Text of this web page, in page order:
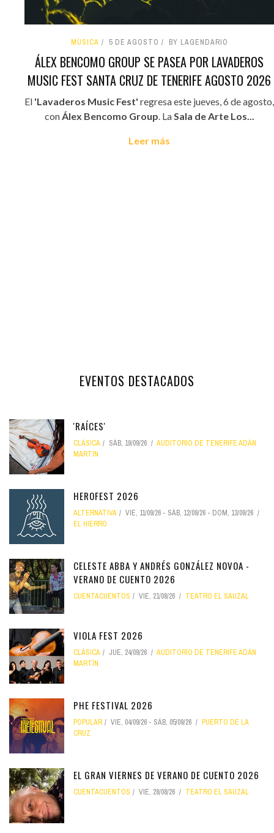
MÚSICA 5 DE AGOSTO BY LAGENDARIO
ÁLEX BENCOMO GROUP SE PASEA POR LAVADEROS
MUSIC FEST SANTA CRUZ DE TENERIFE AGOSTO 2026
El 'Lavaderos Music Fest' regresa este jueves, 6 de agosto,
conÁlex Bencomo Group. LaSala de Arte Los...
Leer más
EVENTOS DESTACADOS
'RAÍCES'
CLÁSICA SÁB, 19/09/26
AUDITORIO DE TENERIFE ADÁN
MARTÍN
HEROFEST 2026
ALTERNATIVA VIE, 11/09/26 - SÁB, 12/09/26 - DOM, 13/09/26
EL HIERRO
CELESTE ABBA Y ANDRÉS GONZÁLEZ NOVOA -
VERANO DE CUENTO 2026
CUENTACUENTOS VIE, 21/08/26 TEATRO EL SAUZAL
VIOLA FEST 2026
CLÁSICA JUE, 24/09/26
AUDITORIO DE TENERIFE ADÁN
MARTÍN
PHE FESTIVAL 2026
POPULAR VIE, 04/09/26 - SÁB, 05/09/26
PUERTO DE LA
CRUZ
EL GRAN VIERNES DE VERANO DE CUENTO 2026
CUENTACUENTOS VIE, 28/08/26 TEATRO EL SAUZAL